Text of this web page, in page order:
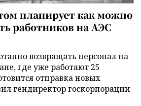
планирует как можно
работников на АЭС
возвращать персонал на
где уже работают 25
отправка новых
гендиректор госкорпорации